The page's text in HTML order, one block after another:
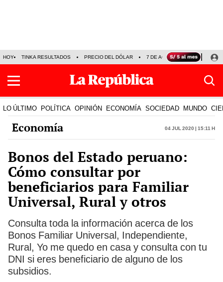
HOY TINKA RESULTADOS PRECIO DEL DÓLAR 7 DE AGOSTO OLLANTA
LO ÚLTIMO POLÍTICA OPINIÓN ECONOMÍA SOCIEDAD MUNDO
Economía 04 Jul 2020 | 15:11 h
Bonos del Estado peruano:
Cómo consultar por
beneficiarios para Familiar
Universal, Rural y otros
Consulta toda la información acerca de los
Bonos Familiar Universal, Independiente,
Rural, Yo me quedo en casa y consulta con tu
DNI si eres beneficiario de alguno de los
subsidios.